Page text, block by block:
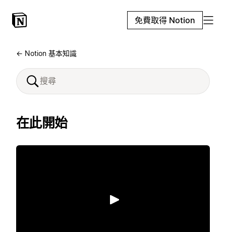
免費取得 Notion
← Notion 基本知識
在此開始
播放